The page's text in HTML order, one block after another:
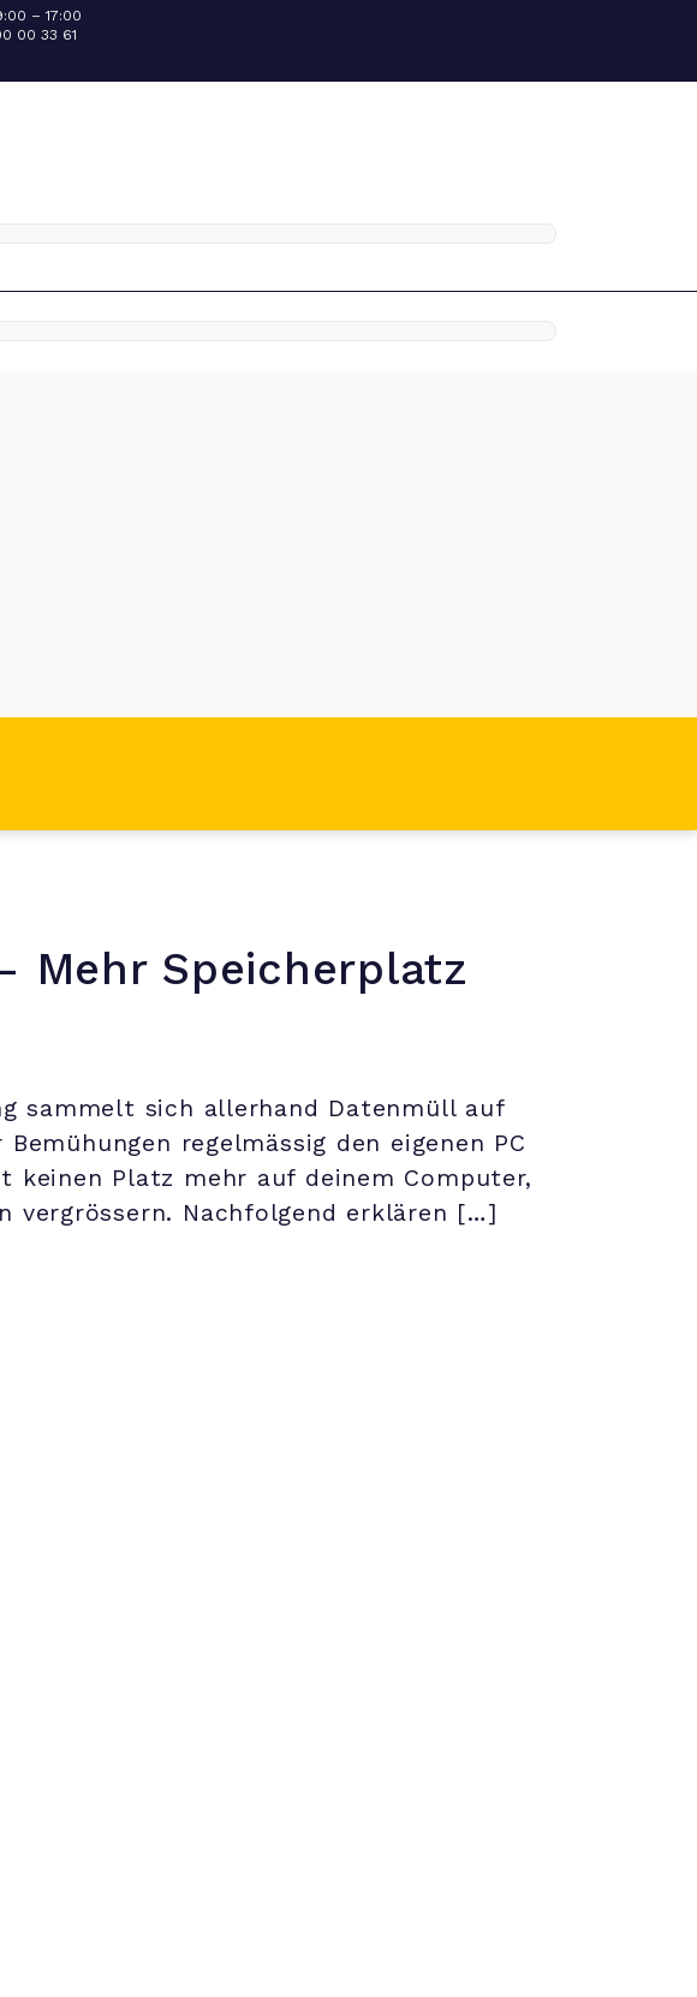
– 17:00
00 33 61
Mehr Speicherplatz
sammelt sich allerhand Datenmüll auf
regelmässig den eigenen PC
Platz mehr auf deinem Computer,
vergrössern. Nachfolgend erklären […]